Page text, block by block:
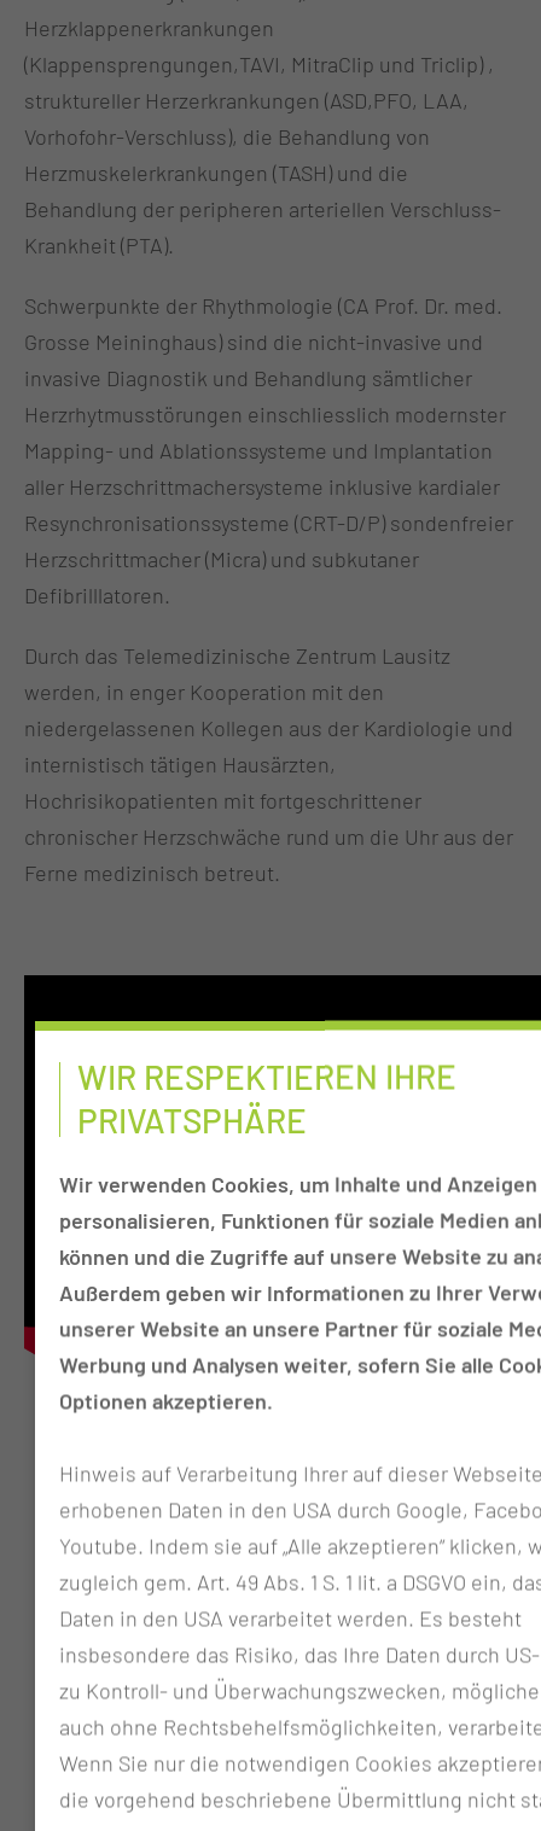
Herzklappenerkrankungen
(Klappensprengungen,TAVI, MitraClip und Triclip) ,
struktureller Herzerkrankungen (ASD,PFO, LAA,
Vorhofohr-Verschluss), die Behandlung von
Herzmuskelerkrankungen (TASH) und die
Behandlung der peripheren arteriellen Verschluss-
Krankheit (PTA).
Schwerpunkte der Rhythmologie (CA Prof. Dr. med.
Grosse Meininghaus) sind die nicht-invasive und
invasive Diagnostik und Behandlung sämtlicher
Herzrhytmusstörungen einschliesslich modernster
Mapping- und Ablationssysteme und Implantation
aller Herzschrittmachersysteme inklusive kardialer
Resynchronisationssysteme (CRT-D/P) sondenfreier
Herzschrittmacher (Micra) und subkutaner
Defibrilllatoren.
Durch das Telemedizinische Zentrum Lausitz
werden, in enger Kooperation mit den
niedergelassenen Kollegen aus der Kardiologie und
internistisch tätigen Hausärzten,
Hochrisikopatienten mit fortgeschrittener
chronischer Herzschwäche rund um die Uhr aus der
Ferne medizinisch betreut.
100
Betten
90
Mitarbeiter
4.764
WIR RESPEKTIEREN IHRE
PRIVATSPHÄRE
Wir verwenden Cookies, um Inhalte und Anzeigen
personalisieren, Funktionen für soziale Medien
können und die Zugriffe auf unsere Website zu
Außerdem geben wir Informationen zu Ihrer
unserer Website an unsere Partner für soziale
Werbung und Analysen weiter, sofern Sie alle
Optionen akzeptieren.
Hinweis auf Verarbeitung Ihrer auf dieser
erhobenen Daten in den USA durch Google,
Youtube. Indem sie auf „Alle akzeptieren“ klicken,
zugleich gem. Art. 49 Abs. 1 S. 1 lit. a DSGVO ein,
Daten in den USA verarbeitet werden. Es besteht
insbesondere das Risiko, das Ihre Daten durch
zu Kontroll- und Überwachungszwecken,
auch ohne Rechtsbehelfsmöglichkeiten,
Wenn Sie nur die notwendigen Cookies
die vorgehend beschriebene Übermittlung nicht